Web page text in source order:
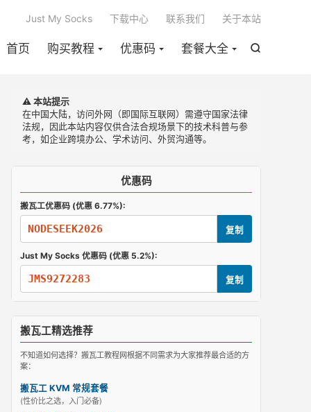

首页 购买教程 优惠码 套餐大全
Just My Socks 下载中心 联系我们 关于本站
⚠️ 本站提示
在中国大陆，访问外网（即国际互联网）需遵守国家法律
法规，因此本站内容仅供合法合规场景下的技术科普与参
考，如企业跨境办公、学术访问、外贸沟通等。
优惠码
搬瓦工优惠码 (优惠 6.77%):
NODESEEK2026 复制
Just My Socks 优惠码 (优惠 5.2%):
JMS9272283 复制
搬瓦工精选推荐
不知道如何选择？搬瓦工教程网根据不同需求为大家推荐最合适的方
案：
搬瓦工 KVM 常规套餐
(性价比之选，入门必备)